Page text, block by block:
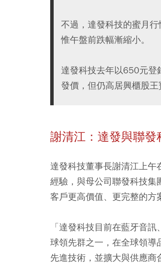
不過，達發科技的蜜月
惟午盤前跌幅漸縮小。
達發科技去年以650元
發價，但仍高居興櫃股王
謝清江：達發與聯發
達發科技董事長謝清江上
經驗，與母公司聯發科技集
客戶更高價值、更完整的方
「達發科技目前在藍牙音
球領先群之一，在全球領導
先進技術，並擴大與供應商